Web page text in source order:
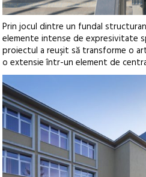
Prin jocul dintre un fundal
elemente intense de expresivitate
proiectul a reuşit să transforme o
o extensie într-un element de